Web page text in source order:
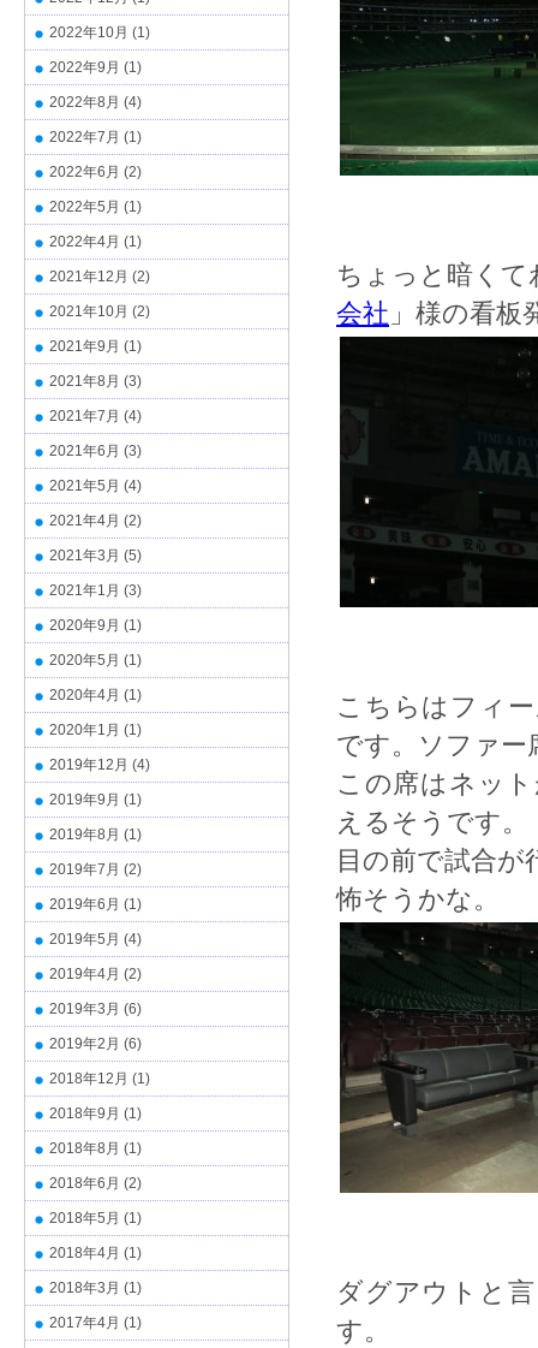
ちょっと暗く
会社 」様の看板
こちらはフィ
です。ソファー
この席はネッ
えるそうです。
目の前で試合
怖そうかな。
ダグアウトと
す。
2022年10月 (1)
2022年9月 (1)
2022年8月 (4)
2022年7月 (1)
2022年6月 (2)
2022年5月 (1)
2022年4月 (1)
2021年12月 (2)
2021年10月 (2)
2021年9月 (1)
2021年8月 (3)
2021年7月 (4)
2021年6月 (3)
2021年5月 (4)
2021年4月 (2)
2021年3月 (5)
2021年1月 (3)
2020年9月 (1)
2020年5月 (1)
2020年4月 (1)
2020年1月 (1)
2019年12月 (4)
2019年9月 (1)
2019年8月 (1)
2019年7月 (2)
2019年6月 (1)
2019年5月 (4)
2019年4月 (2)
2019年3月 (6)
2019年2月 (6)
2018年12月 (1)
2018年9月 (1)
2018年8月 (1)
2018年6月 (2)
2018年5月 (1)
2018年4月 (1)
2018年3月 (1)
2017年4月 (1)